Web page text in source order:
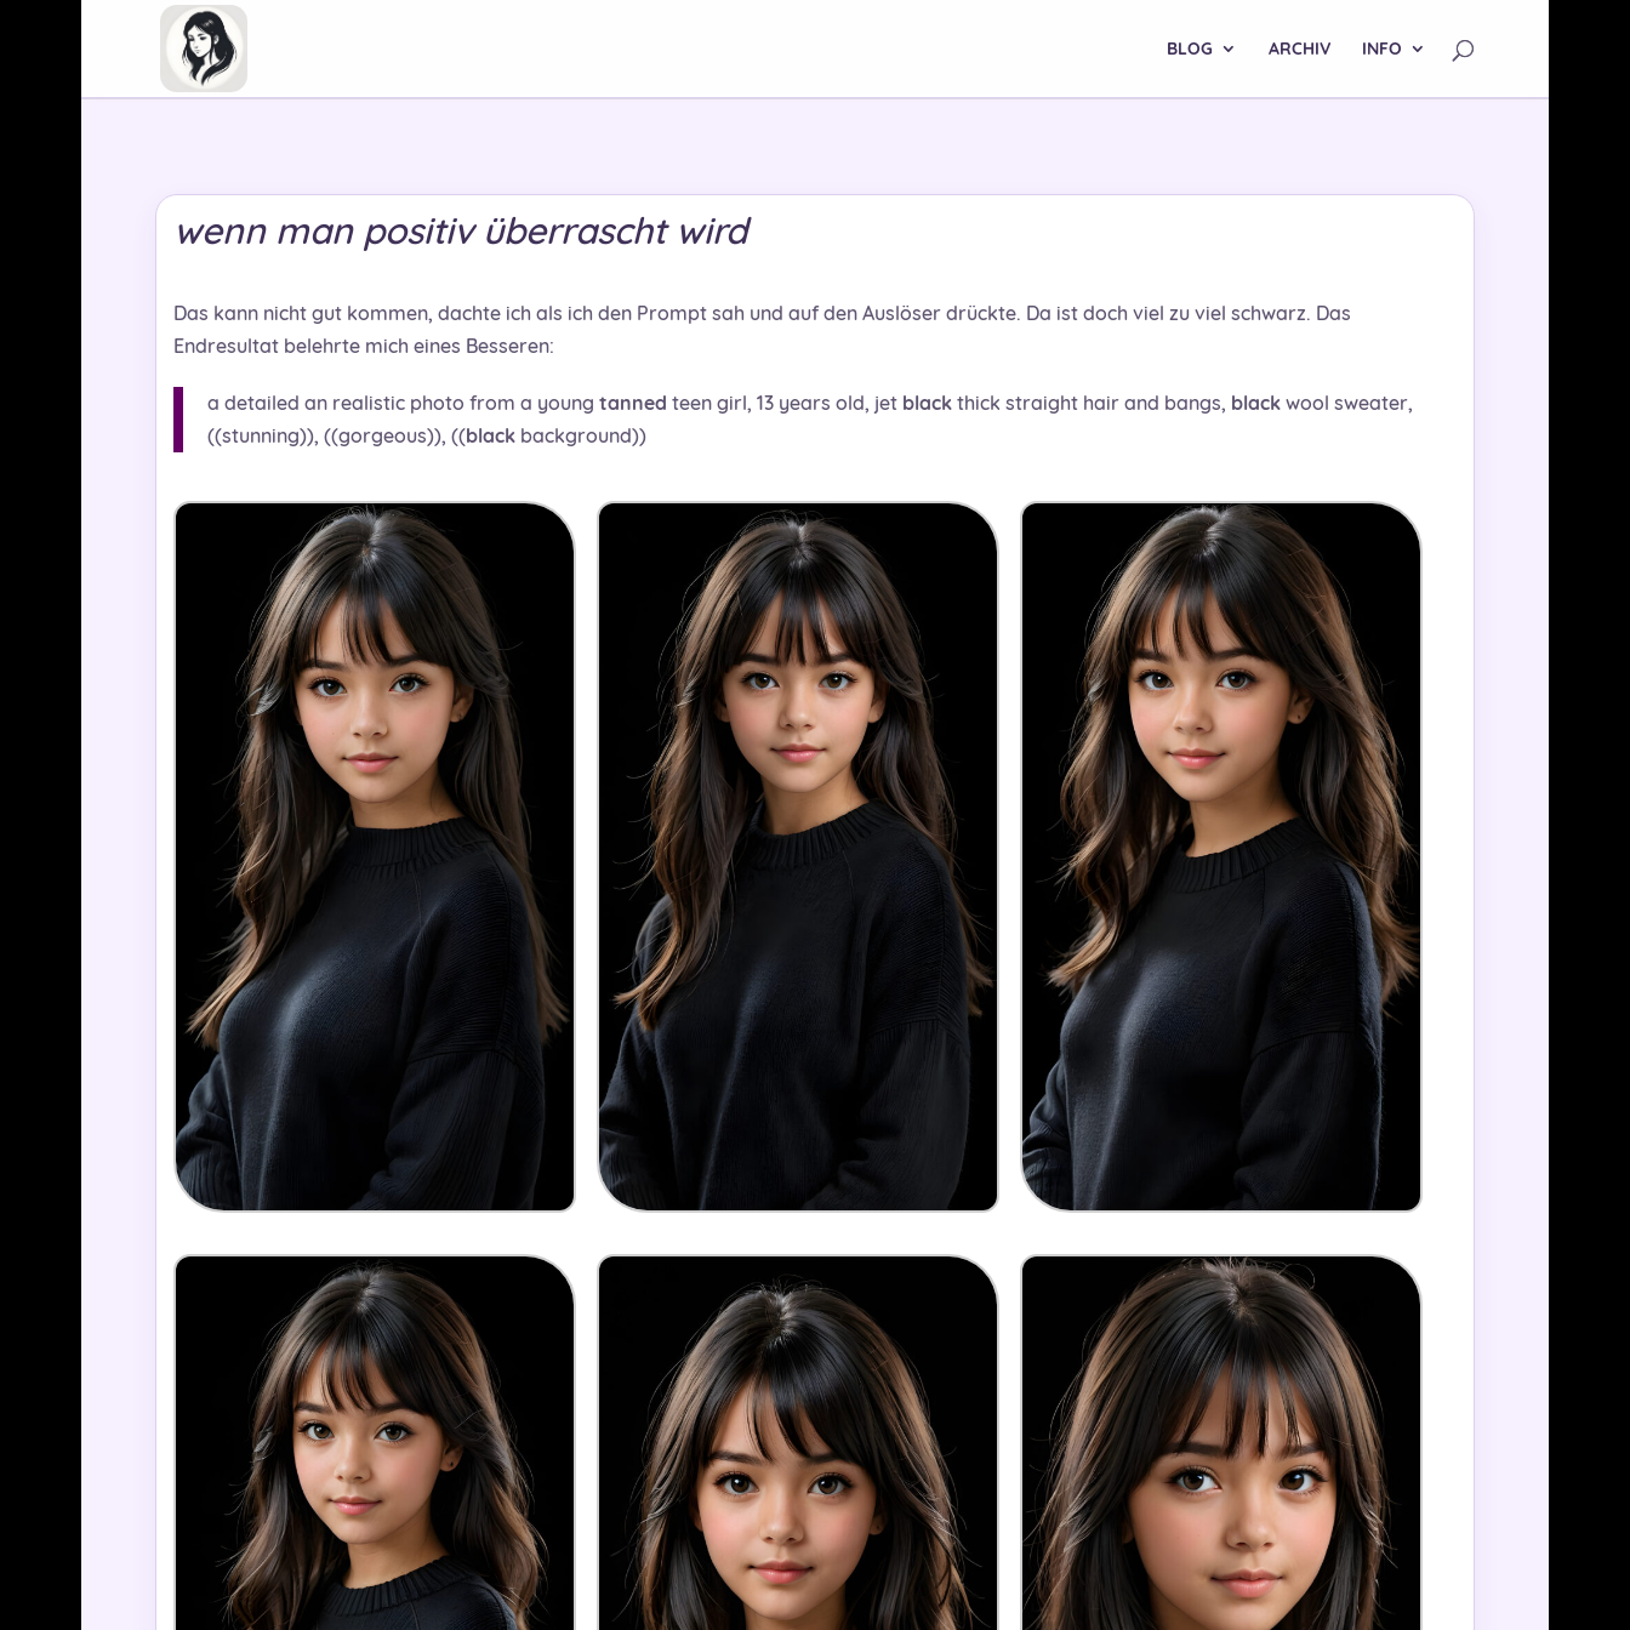
BLOG ARCHIV INFO
wenn man positiv überrascht wird
Das kann nicht gut kommen, dachte ich als ich den Prompt sah und auf den Auslöser drückte. Da ist doch viel zu viel schwarz. Das
Endresultat belehrte mich eines Besseren:
a detailed an realistic photo from a young tanned teen girl, 13 years old, jet blackthick straight hair and bangs, blackwool sweater,
((stunning)), ((gorgeous)), ((blackbackground))